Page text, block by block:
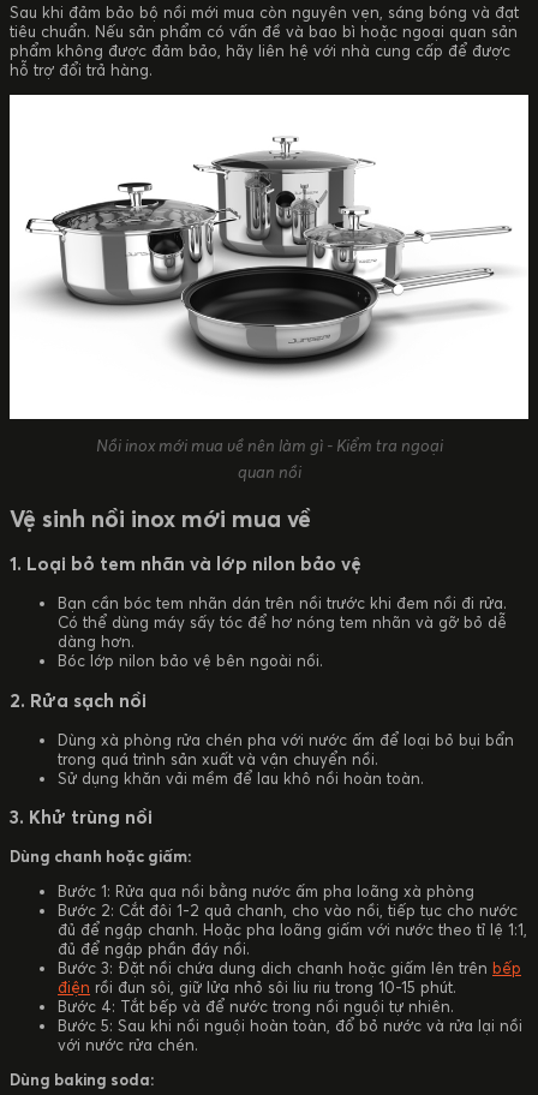
Sau khi đảm bảo bộ nồi mới mua còn nguyên vẹn, sáng bóng và đạt
tiêu chuẩn. Nếu sản phẩm có vấn đề và bao bì hoặc ngoại quan sản
phẩm không được đảm bảo, hãy liên hệ với nhà cung cấp để được
hỗ trợ đổi trả hàng.
Nồi inox mới mua về nên làm gì - Kiểm tra ngoại
quan nồi
Vệ sinh nồi inox mới mua về
1. Loại bỏ tem nhãn và lớp nilon bảo vệ
Bạn cần bóc tem nhãn dán trên nồi trước khi đem nồi đi rửa.
Có thể dùng máy sấy tóc để hơ nóng tem nhãn và gỡ bỏ dễ
dàng hơn.
Bóc lớp nilon bảo vệ bên ngoài nồi.
2. Rửa sạch nồi
Dùng xà phòng rửa chén pha với nước ấm để loại bỏ bụi bẩn
trong quá trình sản xuất và vận chuyển nồi.
Sử dụng khăn vải mềm để lau khô nồi hoàn toàn.
3. Khử trùng nồi
Dùng chanh hoặc giấm:
Bước 1: Rửa qua nồi bằng nước ấm pha loãng xà phòng
Bước 2: Cắt đôi 1-2 quả chanh, cho vào nồi, tiếp tục cho nước
đủ để ngập chanh. Hoặc pha loãng giấm với nước theo tỉ lệ 1:1,
đủ để ngập phần đáy nồi.
Bước 3: Đặt nồi chứa dung dich chanh hoặc giấm lên trên bếp
điện rồi đun sôi, giữ lửa nhỏ sôi liu riu trong 10-15 phút.
Bước 4: Tắt bếp và để nước trong nồi nguội tự nhiên.
Bước 5: Sau khi nồi nguội hoàn toàn, đổ bỏ nước và rửa lại nồi
với nước rửa chén.
Dùng baking soda: